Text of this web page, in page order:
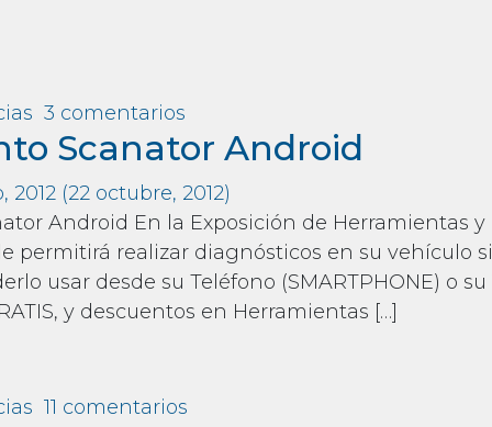
exitosa jornada de charlas tecnicas en la
3 comentarios
Scanator Android
2012 (22 octubre, 2012)
Android En la Exposición de Herramientas y
permitirá realizar diagnósticos en su vehículo
usar desde su Teléfono (SMARTPHONE) o
y descuentos en Herramientas […]
Scanator Android
11 comentarios